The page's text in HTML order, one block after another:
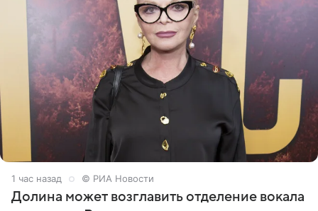
1 час назад © РИА Новости
Долина может возглавить отделение вокала